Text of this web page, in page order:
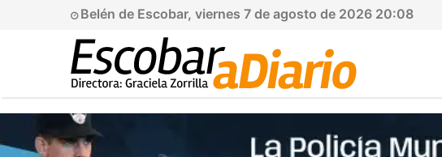
Belén de Escobar, viernes 7 de agosto de 2026 20:08